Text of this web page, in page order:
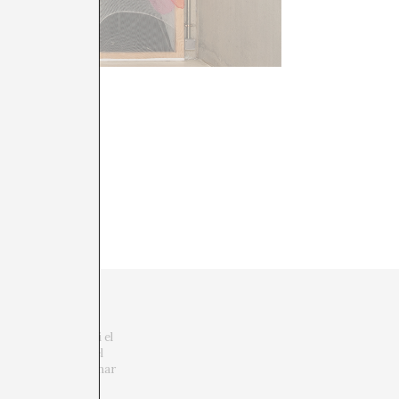
La crítica d’art i el
la necessitat del
podrem qüestionar